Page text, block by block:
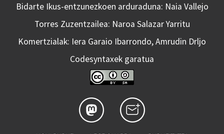
Bidarte Ikus-entzunezkoen arduraduna: Naia Vallejo
Torres Zuzentzailea: Naroa Salazar Yarritu
Komertzialak: Iera Garaio Ibarrondo, Amrudin Drljo
Codesyntaxek garatua